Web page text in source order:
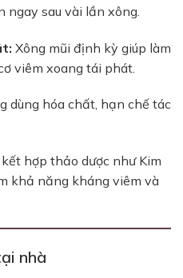
sau vài lần xông.
Xông mũi định kỳ giúp làm
viêm xoang tái phát.
dùng hóa chất, hạn chế tác
hợp thảo dược như Kim
khả năng kháng viêm và
nhà